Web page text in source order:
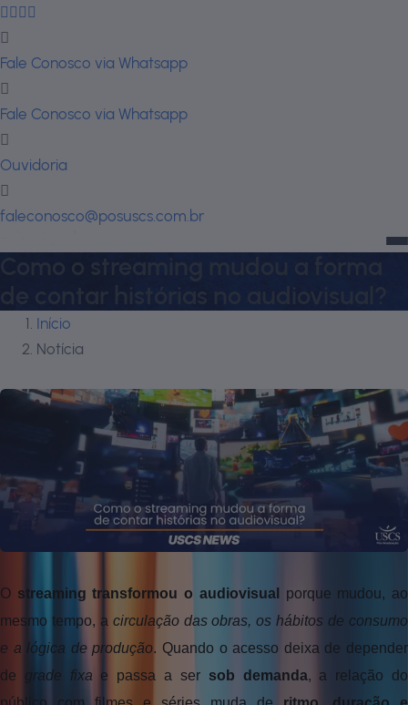
Fale Conosco via Whatsapp
Fale Conosco via Whatsapp
Ouvidoria
faleconosco@posuscs.com.br
Início
Notícia
O streaming transformou o audiovisual
porque mudou, ao
mesmo tempo, a circulação das obras, os hábitos de consumo
e a lógica de produção. Quando o acesso deixa de depender
de
grade fixa e passa a ser sob demanda, a relação do